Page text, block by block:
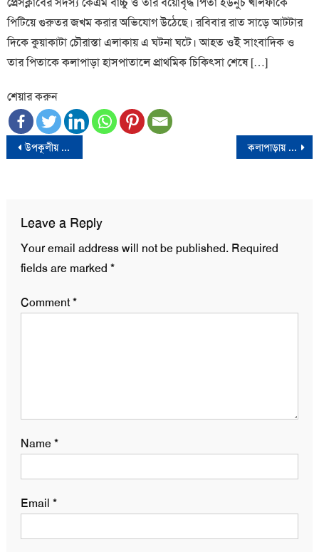
পিটিয়ে গুরুতর জখম করার অভিযোগ উঠেছে। রবিবার রাত সাড়ে আটটার
দিকে কুয়াকাটা চৌরাস্তা এলাকায় এ ঘটনা ঘটে। আহত ওই সাংবাদিক ও
তার পিতাকে কলাপাড়া হাসপাতালে প্রাথমিক চিকিৎসা শেষে […]
শেয়ার করুন
Post
উপকূলীয় পরিবেশ ও প্রতিবেশ রক্ষায় বেশি বেশি গাছ লাগানোর জন্য সাধারণ মানুষের অংশগ্রহণ নিশ্চিত করতে হবেঃ ভারপ্রাপ্ত ইউএনও ইয়াসীন সাদেক কলাপাড়ায় স্ত্রীর সাথে অভিমান করে যুবকের আত্মহত্যা
Leave a Reply
Your email address will not be published. Required
fields are marked *
Comment*
Name*
Email *